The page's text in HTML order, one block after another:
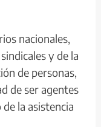
nacionales,
y de la
de personas,
de ser agentes
la asistencia